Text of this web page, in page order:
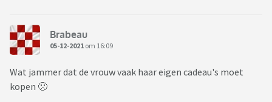
Brabeau
05-12-2021 om 16:09
Wat jammer dat de vrouw vaak haar eigen cadeau's moet
kopen 🙁